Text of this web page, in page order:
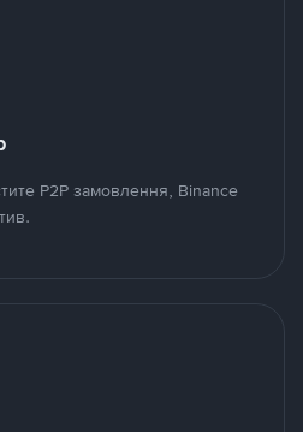
P2P замовлення, Binance